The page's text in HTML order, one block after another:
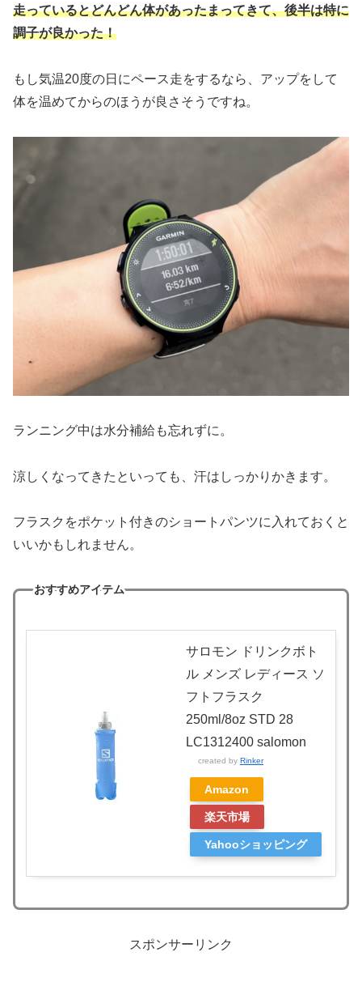
走っているとどんどん体があったまってきて、後半は特に
調子が良かった！
もし気温20度の日にペース走をするなら、アップをして
体を温めてからのほうが良さそうですね。
ランニング中は水分補給も忘れずに。
涼しくなってきたといっても、汗はしっかりかきます。
フラスクをポケット付きのショートパンツに入れておくと
いいかもしれません。
おすすめアイテム
サロモン ドリンクボト
ル メンズ レディース ソ
フトフラスク
250ml/8oz STD 28
LC1312400 salomon
created by Rinker
Amazon
楽天市場
Yahooショッピング
スポンサーリンク